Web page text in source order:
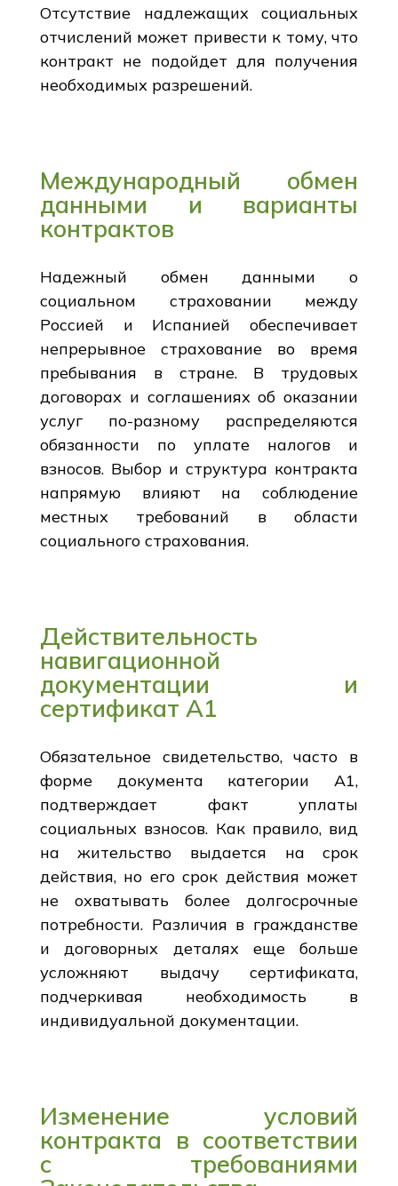
Отсутствие надлежащих социальных
отчислений может привести к тому, что
контракт не подойдет для получения
необходимых разрешений.
Международный обмен
данными и варианты
контрактов
Надежный обмен данными о
социальном страховании между
Россией и Испанией обеспечивает
непрерывное страхование во время
пребывания в стране. В трудовых
договорах и соглашениях об оказании
услуг по-разному распределяются
обязанности по уплате налогов и
взносов. Выбор и структура контракта
напрямую влияют на соблюдение
местных требований в области
социального страхования.
Действительность
навигационной
документации и
сертификат A1
Обязательное свидетельство, часто в
форме документа категории А1,
подтверждает факт уплаты
социальных взносов. Как правило, вид
на жительство выдается на срок
действия, но его срок действия может
не охватывать более долгосрочные
потребности. Различия в гражданстве
и договорных деталях еще больше
усложняют выдачу сертификата,
подчеркивая необходимость в
индивидуальной документации.
Изменение условий
контракта в соответствии
с требованиями